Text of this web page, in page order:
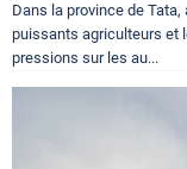
Dans la province de
puissants agriculteurs et
pressions sur les au...